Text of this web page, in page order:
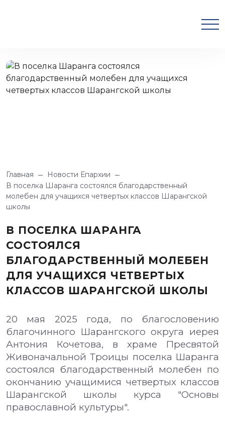
Главная
Новости Епархии
В поселка Шаранга состоялся благодарственный
молебен для учащихся четвертых классов Шарангской
школы
В ПОСЕЛКА ШАРАНГА
СОСТОЯЛСЯ
БЛАГОДАРСТВЕННЫЙ МОЛЕБЕН
ДЛЯ УЧАЩИХСЯ ЧЕТВЕРТЫХ
КЛАССОВ ШАРАНГСКОЙ ШКОЛЫ
20 мая 2025 года, по благословению
благочинного Шарангского округа иерея
Антония Кочетова, в храме Пресвятой
Живоначальной Троицы поселка Шаранга
состоялся благодарственный молебен по
окончанию учащимися четвертых классов
Шарангской школы курса "Основы
православной культуры".